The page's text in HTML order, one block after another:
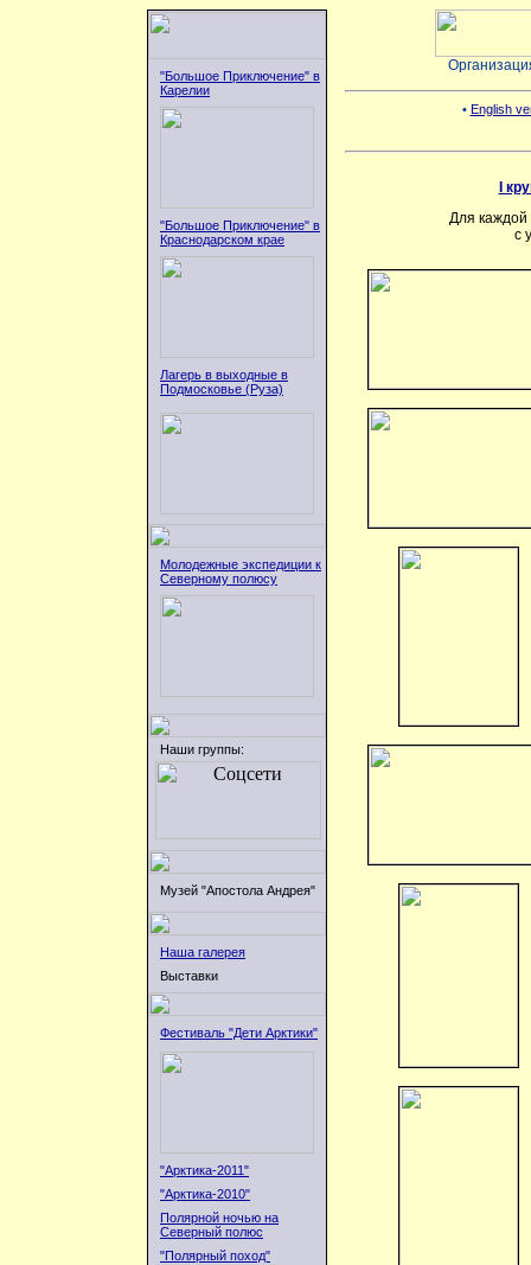
"Большое Приключение" в
Карелии
"Большое Приключение" в
Краснодарском крае
Лагерь в выходные в
Подмосковье (Руза)
Молодежные экспедиции к
Северному полюсу
Наши группы:
Музей "Апостола Андрея"
Наша галерея
Выставки
Фестиваль "Дети Арктики"
"Арктика-2011"
"Арктика-2010"
Полярной ночью на
Северный полюс
"Полярный поход"
• English
I
Для каждой
с